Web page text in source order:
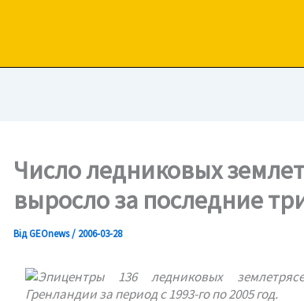
Число ледниковых
выросло за последние
ВідGEOnews/ 2006-03-28